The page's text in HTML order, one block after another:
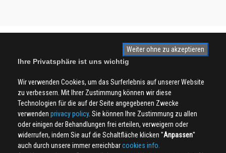
Weiter ohne zu akzeptieren
Ihre Privatsphäre ist uns wichtig
Wir verwenden Cookies, um das Surferlebnis auf unserer Website
zu verbessern. Mit Ihrer Zustimmung können wir diese
Technologien für die auf der Seite angegebenen Zwecke
verwenden privacy policy. Sie können Ihre Zustimmung zu allen
oder einigen der Behandlungen frei erteilen, verweigern oder
widerrufen, indem Sie auf die Schaltfläche klicken ''Anpassen''
auch durch unsere immer erreichbarcookies info.